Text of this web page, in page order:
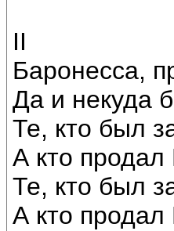
II
Баронесса,
Да и некуда
Те, кто был
А кто
Те, кто был
А кто